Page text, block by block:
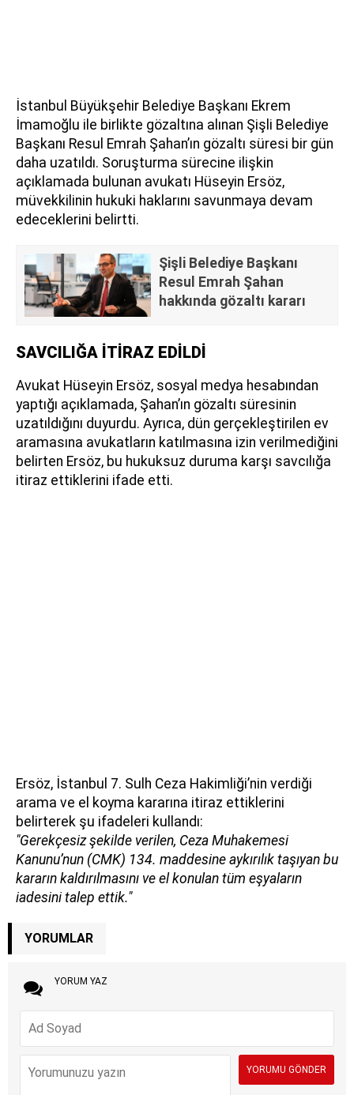
İstanbul Büyükşehir Belediye Başkanı Ekrem
İmamoğlu ile birlikte gözaltına alınan Şişli Belediye
Başkanı Resul Emrah Şahan’ın gözaltı süresi bir gün
daha uzatıldı. Soruşturma sürecine ilişkin
açıklamada bulunan avukatı Hüseyin Ersöz,
müvekkilinin hukuki haklarını savunmaya devam
edeceklerini belirtti.
Şişli Belediye Başkanı
Resul Emrah Şahan
hakkında gözaltı kararı
SAVCILIĞA İTİRAZ EDİLDİ
Avukat Hüseyin Ersöz, sosyal medya hesabından
yaptığı açıklamada, Şahan’ın gözaltı süresinin
uzatıldığını duyurdu. Ayrıca, dün gerçekleştirilen ev
aramasına avukatların katılmasına izin verilmediğini
belirten Ersöz, bu hukuksuz duruma karşı savcılığa
itiraz ettiklerini ifade etti.
Ersöz, İstanbul 7. Sulh Ceza Hakimliği’nin verdiği
arama ve el koyma kararına itiraz ettiklerini
belirterek şu ifadeleri kullandı:
"Gerekçesiz şekilde verilen, Ceza Muhakemesi
Kanunu’nun (CMK) 134. maddesine aykırılık taşıyan bu
kararın kaldırılmasını ve el konulan tüm eşyaların
iadesini talep ettik."
YORUMLAR
YORUM YAZ